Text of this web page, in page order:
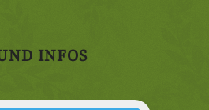
INFOS